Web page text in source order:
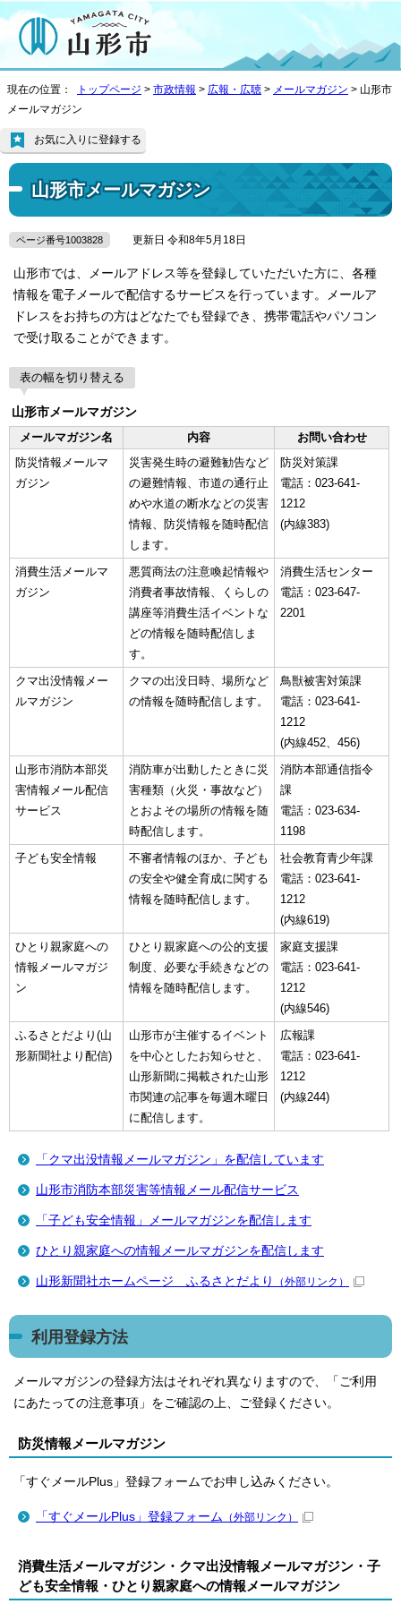
現在の位置： トップページ > 市政情報 > 広報・広聴 > メールマガジン > 山形市
メールマガジン
山形市メールマガジン
お気に入りに登録する
ページ番号1003828 更新日 令和8年5月18日
山形市では、メールアドレス等を登録していただいた方に、各種
情報を電子メールで配信するサービスを行っています。メールア
ドレスをお持ちの方はどなたでも登録でき、携帯電話やパソコン
で受け取ることができます。
表の幅を切り替える
山形市メールマガジン
メールマガジン名
内容
お問い合わせ
防災情報メールマ
ガジン
災害発生時の避難勧告など
の避難情報、市道の通行止
めや水道の断水などの災害
情報、防災情報を随時配信
します。
防災対策課
電話：023-641-
1212
(内線383)
消費生活メールマ
ガジン
悪質商法の注意喚起情報や
消費者事故情報、くらしの
講座等消費生活イベントな
どの情報を随時配信しま
す。
消費生活センター
電話：023-647-
2201
クマ出没情報メー
ルマガジン
クマの出没日時、場所など
の情報を随時配信します。
鳥獣被害対策課
電話：023-641-
1212
(内線452、456)
山形市消防本部災
害情報メール配信
サービス
消防車が出動したときに災
害種類（火災・事故など）
とおよその場所の情報を随
時配信します。
消防本部通信指令
課
電話：023-634-
1198
子ども安全情報
不審者情報のほか、子ども
の安全や健全育成に関する
情報を随時配信します。
社会教育青少年課
電話：023-641-
1212
(内線619)
ひとり親家庭への
情報メールマガジ
ン
ひとり親家庭への公的支援
制度、必要な手続きなどの
情報を随時配信します。
家庭支援課
電話：023-641-
1212
(内線546)
ふるさとだより(山
形新聞社より配信)
山形市が主催するイベント
を中心としたお知らせと、
山形新聞に掲載された山形
市関連の記事を毎週木曜日
に配信します。
広報課
電話：023-641-
1212
(内線244)
「クマ出没情報メールマガジン」を配信しています
山形市消防本部災害等情報メール配信サービス
「子ども安全情報」メールマガジンを配信します
ひとり親家庭への情報メールマガジンを配信します
山形新聞社ホームページ ふるさとだより （外部リンク）
利用登録方法
メールマガジンの登録方法はそれぞれ異なりますので、「ご利用
にあたっての注意事項」をご確認の上、ご登録ください。
防災情報メールマガジン
「すぐメールPlus」登録フォームでお申し込みください。
「すぐメールPlus」登録フォーム （外部リンク）
消費生活メールマガジン・クマ出没情報メールマガジン・子
ども安全情報・ひとり親家庭への情報メールマガジン